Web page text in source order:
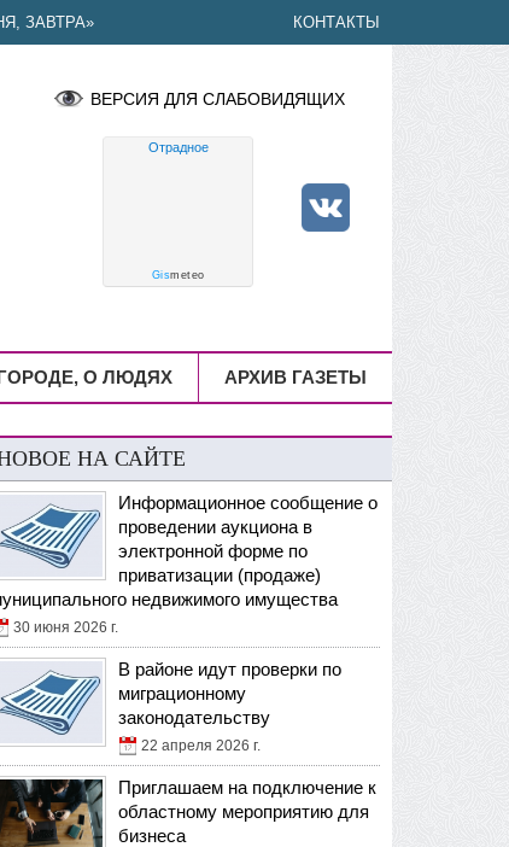
ЗАВТРА» КОНТАКТЫ
ВЕРСИЯ ДЛЯ СЛАБОВИДЯЩИХ
Отрадное
Gismeteo
О ЛЮДЯХ АРХИВ ГАЗЕТЫ
НА САЙТЕ
Информационное сообщение о
проведении аукциона в
электронной форме по
приватизации (продаже)
недвижимого имущества
30 июня 2026 г.
В районе идут проверки по
миграционному
законодательству
22 апреля 2026 г.
Приглашаем на подключение к
областному мероприятию для
бизнеса